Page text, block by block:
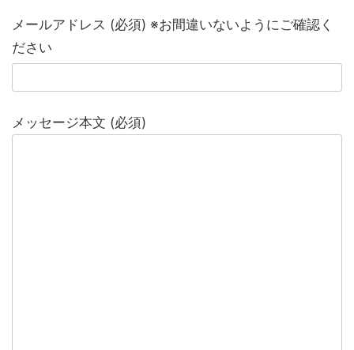
メールアドレス (必須) ※お間違いないようにご確認く
ださい
メッセージ本文 (必須)